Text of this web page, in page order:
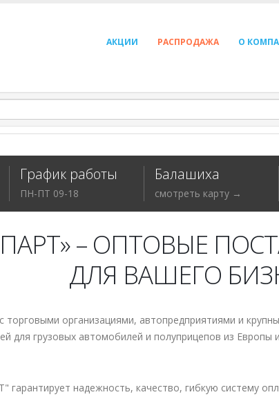
АКЦИИ РАСПРОДАЖА О
График работы
ПН-ПТ 09-18
Балашиха
смотреть карту →
– ОПТОВЫЕ
ДЛЯ ВАШЕГО
торговыми организациями, автопредприятиями и
для грузовых автомобилей и полуприцепов из Европы
надежность, качество, гибкую систему